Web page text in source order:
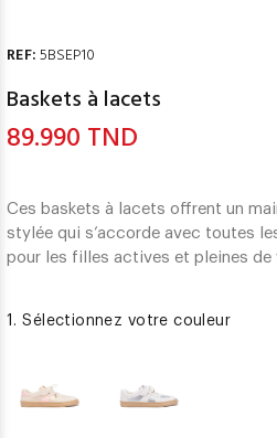
REF:5BSEP10
Baskets à lacets
89.990 TND
Ces baskets à lacets offrent un
stylée qui s’accorde avec toutes
pour les filles actives et pleines de
1. Sélectionnez votre couleur